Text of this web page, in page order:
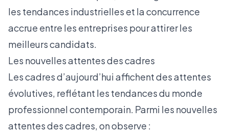
les tendances industrielles et la concurrence
accrue entre les entreprises pour attirer les
meilleurs candidats.
Les nouvelles attentes des cadres
Les cadres d’aujourd’hui affichent des attentes
évolutives, reflétant les tendances du monde
professionnel contemporain. Parmi les nouvelles
attentes des cadres, on observe :